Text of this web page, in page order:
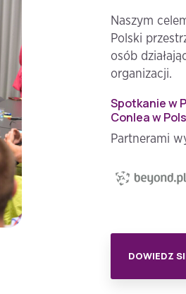
Naszym
Polski
osób
organizacji.
Spotkanie w
Conlea w
Partnerami
DOWIEDZ